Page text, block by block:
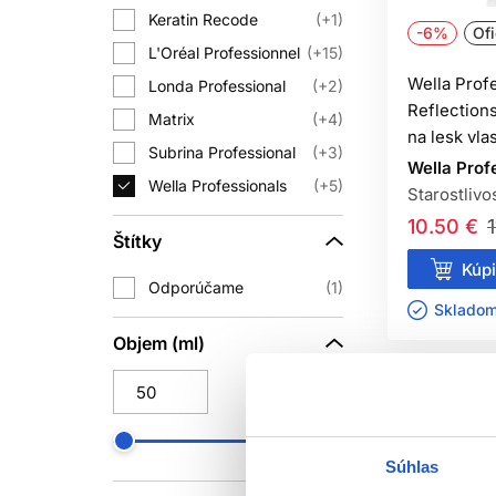
Súhlas
Samotný šampón zvyčajne
Jemné vlasy potrebujú ľahšiu
Uhladzujúce produkty môžu pri
ťažko a prestávajú reagovať na
Po umytí vlasy nestáčajte a
fénovaní smerujte vzduch pozdĺž
Keratin Recode
+1
L'Oréal Professionnel
+15
Londa Professional
+2
Matrix
+4
Subrina Professional
+3
Wella Professionals
+5
Štítky
Odporúčame 1
Objem (ml)
-6%
Wella
na lesk
Wella
10.50 €
Skladom